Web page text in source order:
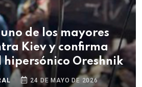
de los mayores
Kiev y confirma
hipersónico Oreshnik
24 DE MAYO DE 2026